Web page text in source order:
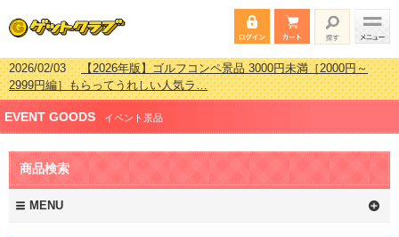
2026/02/03【2026年版】ゴルフコンペ景品 3000円未満［2000円～
2999円編］もらってうれしい人気ラ…
2026/07/15【2026年版】ビンゴゲーム景品おすすめ金額別人気ランキ
ング 更新しました！
2026/04/03【2026年版】ゴルフコンペ景品 3000円未満［2000円～
2999円編］もらってうれしい人気ラ…
2026/02/16
新しました！
EVENT GOODS イベント景品
商品検索
MENU